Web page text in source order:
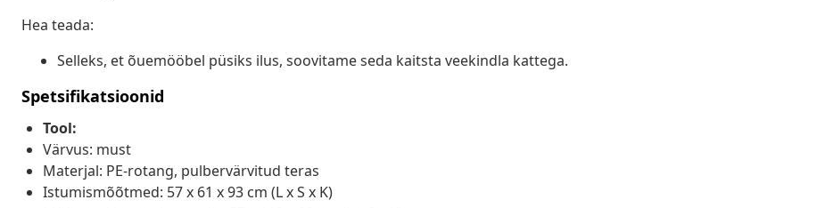
Hea teada:
Selleks, et õuemööbel püsiks ilus, soovitame seda kaitsta veekindla kattega.
Spetsifikatsioonid
Tool:
Värvus: must
Materjal: PE-rotang, pulbervärvitud teras
Istumismõõtmed: 57 x 61 x 93 cm (L x S x K)